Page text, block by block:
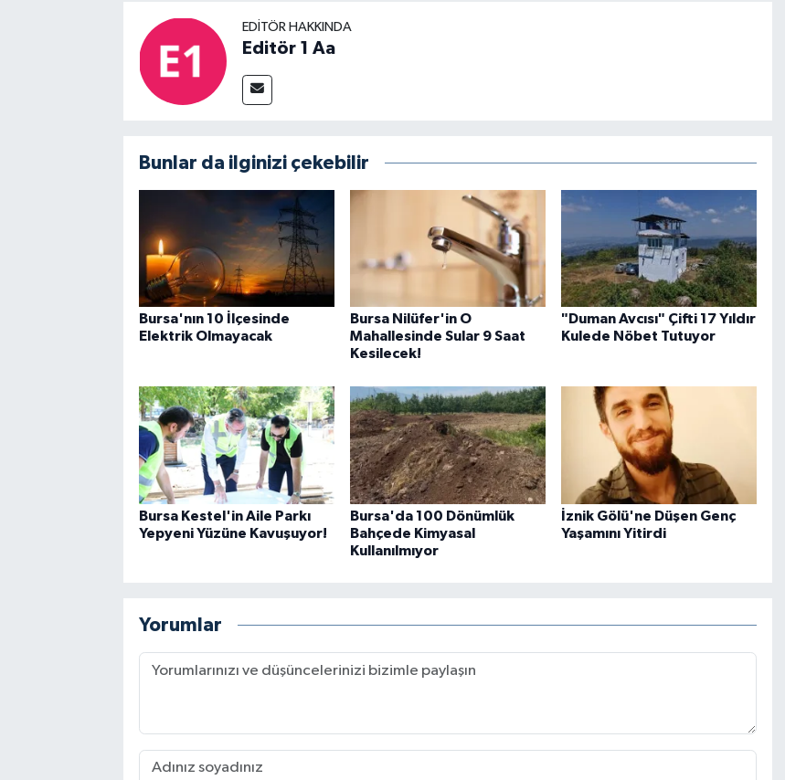
EDITÖR HAKKINDA
Editör 1 Aa
Bunlar da ilginizi çekebilir
Bursa'nın 10 İlçesinde
Elektrik Olmayacak
Bursa Nilüfer'in O
Mahallesinde Sular 9 Saat
Kesilecek!
"Duman Avcısı" Çifti 17 Yıldır
Kulede Nöbet Tutuyor
Bursa Kestel'in Aile Parkı
Yepyeni Yüzüne Kavuşuyor!
Bursa'da 100 Dönümlük
Bahçede Kimyasal
Kullanılmıyor
İznik Gölü'ne Düşen Genç
Yaşamını Yitirdi
Yorumlar